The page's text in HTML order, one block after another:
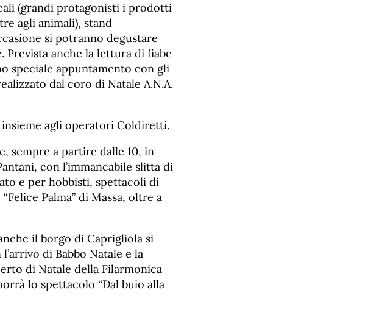
(grandi protagonisti i prodotti
agli animali), stand
si potranno degustare
anche la lettura di fiabe
speciale appuntamento con gli
dal coro di Natale A.N.A.
agli operatori Coldiretti.
sempre a partire dalle 10, in
con l’immancabile slitta di
e per hobbisti, spettacoli di
Palma” di Massa, oltre a
il borgo di Caprigliola si
di Babbo Natale e la
di Natale della Filarmonica
lo spettacolo “Dal buio alla